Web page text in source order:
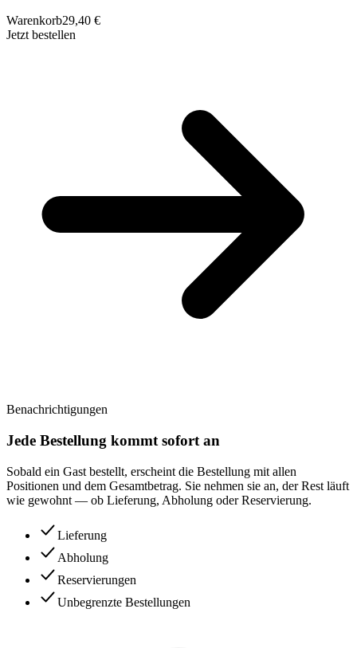
Warenkorb29,40 €
Jetzt bestellen
Benachrichtigungen
Jede Bestellung kommt sofort an
Sobald ein Gast bestellt, erscheint die Bestellung mit allen
Positionen und dem Gesamtbetrag. Sie nehmen sie an, der Rest läuft
wie gewohnt — ob Lieferung, Abholung oder Reservierung.
Lieferung
Abholung
Reservierungen
Unbegrenzte Bestellungen